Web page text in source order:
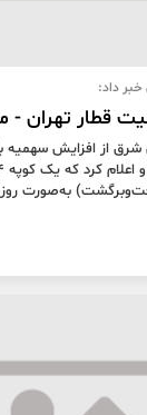
داد:
قطار تهران
شرق از افزایش سهمیه
۳۹۰ و ۳۹۱ (رفت‌وبرگشت)